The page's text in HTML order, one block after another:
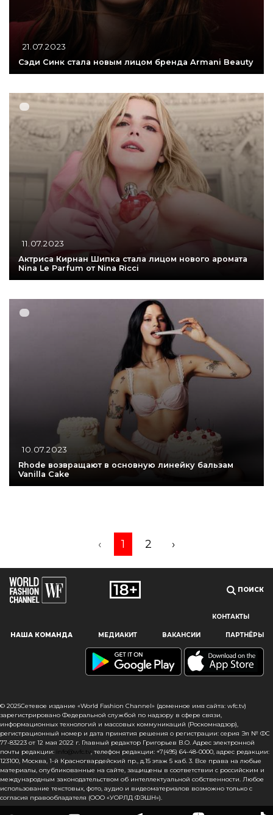
Наш сайт использует файлы cookie и похожие технологии,
пользователям, предоставляя персонализированную
информацию, запоминая предпочтения в области
сайта, вы подтверждаете свое согласие на использование
файлов cookie в соответствии с настоящим уведомлением
в отношении данного типа файлов. Если вы не согласны
с тем, чтобы мы использовали данный тип файлов,
то вы должны соответствующим образом установить
настройки вашего браузера или не использовать сайт wfc.tv
21.07.2023
Сэди Синк стала новым лицом бренда Armani Beauty
11.07.2023
Актриса Кирнан Шипка стала лицом нового аромата
Nina Le Parfum от Nina Ricci
10.07.2023
Rhode возвращают в основную линейку бальзам
Vanilla Cake
‹ 1 2 ›
ПОИСК
КОНТАКТЫ
НАША КОМАНДА МЕДИАКИТ ВАКАНСИИ ПАРТНЁРЫ
© 2025Сетевое издание «World Fashion Channel» (доменное имя сайта: wfc.tv)
зарегистрировано Федеральной службой по надзору в сфере связи,
информационных технологий и массовых коммуникаций (Роскомнадзор),
регистрационный номер и дата принятия решения о регистрации: серия Эл № ФС
77-83223 от 12 мая 2022 г. Главный редактор Григорьев В.О. Адрес электронной
почты редакции: info@wfc.tv
, телефон редакции: +7(495) 64-48-0000, адрес редакции:
123100, Москва, 1-й Красногвардейский пр., д.15 этаж 5 каб. 3. Все права на любые
материалы, опубликованные на сайте, защищены в соответствии с российским и
международным законодательством об интеллектуальной собственности. Любое
использование текстовых, фото, аудио и видеоматериалов возможно только с
согласия правообладателя (ООО «УОРЛД ФЭШН»).